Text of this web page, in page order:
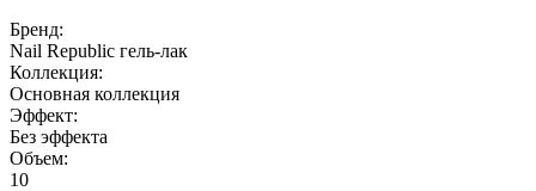
Бренд:
Nail Republic гель-лак
Коллекция:
Основная коллекция
Эффект:
Без эффекта
Объем:
10